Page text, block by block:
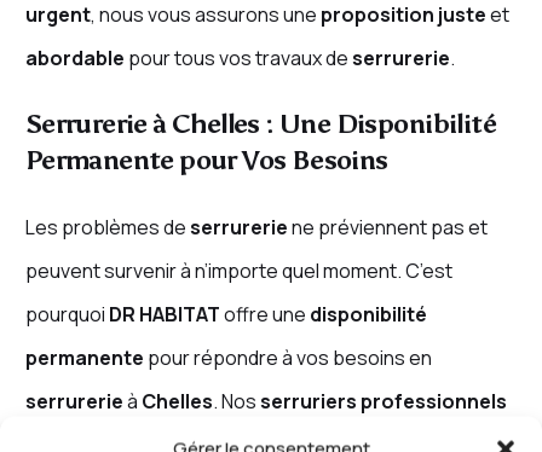
urgent, nous vous assurons une proposition justeet
abordable pour tous vos travaux deserrurerie.
Serrurerie à Chelles : Une Disponibilité
Permanente pour Vos Besoins
Les problèmes deserrureriene préviennent pas et
peuvent survenir à n’importe quel moment. C’est
pourquoi DR HABITAToffre une disponibilité
permanente pour répondre à vos besoins en
serrurerieà Chelles. Nosserruriers professionnels
sont disponibles24h/24 et 7j/7, pour vous assurer